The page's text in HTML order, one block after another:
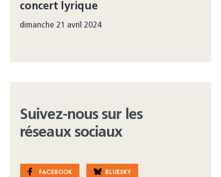
concert lyrique
dimanche 21 avril 2024
Suivez-nous sur les
réseaux sociaux
FACEBOOK BLUESKY